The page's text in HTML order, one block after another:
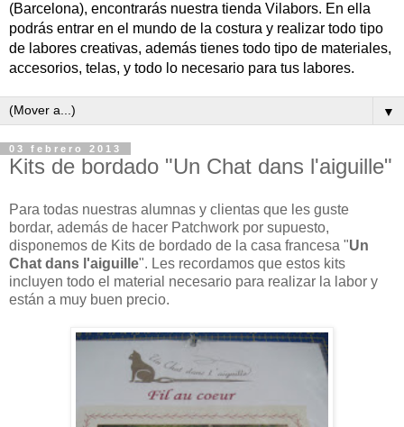
(Barcelona), encontrarás nuestra tienda Vilabors. En ella
podrás entrar en el mundo de la costura y realizar todo tipo
de labores creativas, además tienes todo tipo de materiales,
accesorios, telas, y todo lo necesario para tus labores.
▼
03 febrero 2013
Kits de bordado "Un Chat dans l'aiguille"
Para todas nuestras alumnas y clientas que les guste
bordar, además de hacer Patchwork por supuesto,
disponemos de Kits de bordado de la casa francesa "Un
Chat dans l'aiguille". Les recordamos que estos kits
incluyen todo el material necesario para realizar la labor y
están a muy buen precio.